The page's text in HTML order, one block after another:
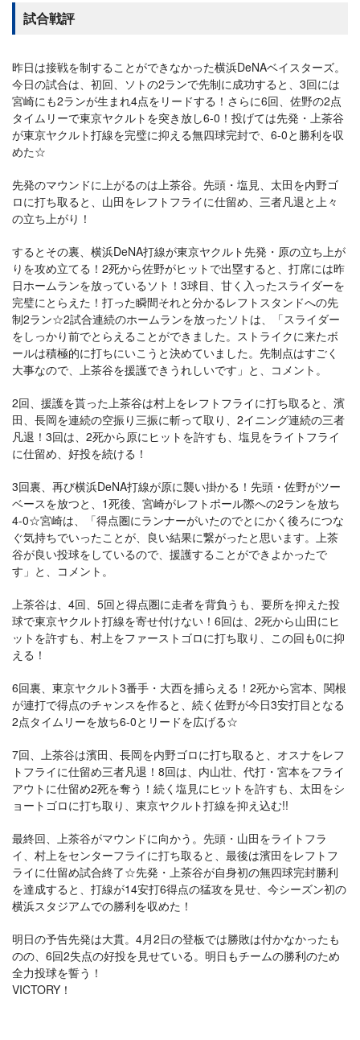
試合戦評
昨日は接戦を制することができなかった横浜DeNAベイスターズ。
今日の試合は、初回、ソトの2ランで先制に成功すると、3回には
宮崎にも2ランが生まれ4点をリードする！さらに6回、佐野の2点
タイムリーで東京ヤクルトを突き放し6-0！投げては先発・上茶谷
が東京ヤクルト打線を完璧に抑える無四球完封で、6-0と勝利を収
めた☆
先発のマウンドに上がるのは上茶谷。先頭・塩見、太田を内野ゴ
ロに打ち取ると、山田をレフトフライに仕留め、三者凡退と上々
の立ち上がり！
するとその裏、横浜DeNA打線が東京ヤクルト先発・原の立ち上が
りを攻め立てる！2死から佐野がヒットで出塁すると、打席には昨
日ホームランを放っているソト！3球目、甘く入ったスライダーを
完璧にとらえた！打った瞬間それと分かるレフトスタンドへの先
制2ラン☆2試合連続のホームランを放ったソトは、「スライダー
をしっかり前でとらえることができました。ストライクに来たボ
ールは積極的に打ちにいこうと決めていました。先制点はすごく
大事なので、上茶谷を援護できうれしいです」と、コメント。
2回、援護を貰った上茶谷は村上をレフトフライに打ち取ると、濱
田、長岡を連続の空振り三振に斬って取り、2イニング連続の三者
凡退！3回は、2死から原にヒットを許すも、塩見をライトフライ
に仕留め、好投を続ける！
3回裏、再び横浜DeNA打線が原に襲い掛かる！先頭・佐野がツー
ベースを放つと、1死後、宮崎がレフトポール際への2ランを放ち
4-0☆宮崎は、「得点圏にランナーがいたのでとにかく後ろにつな
ぐ気持ちでいったことが、良い結果に繋がったと思います。上茶
谷が良い投球をしているので、援護することができよかったで
す」と、コメント。
上茶谷は、4回、5回と得点圏に走者を背負うも、要所を抑えた投
球で東京ヤクルト打線を寄せ付けない！6回は、2死から山田にヒ
ットを許すも、村上をファーストゴロに打ち取り、この回も0に抑
える！
6回裏、東京ヤクルト3番手・大西を捕らえる！2死から宮本、関根
が連打で得点のチャンスを作ると、続く佐野が今日3安打目となる
2点タイムリーを放ち6-0とリードを広げる☆
7回、上茶谷は濱田、長岡を内野ゴロに打ち取ると、オスナをレフ
トフライに仕留め三者凡退！8回は、内山壮、代打・宮本をフライ
アウトに仕留め2死を奪う！続く塩見にヒットを許すも、太田をシ
ョートゴロに打ち取り、東京ヤクルト打線を抑え込む!!
最終回、上茶谷がマウンドに向かう。先頭・山田をライトフラ
イ、村上をセンターフライに打ち取ると、最後は濱田をレフトフ
ライに仕留め試合終了☆先発・上茶谷が自身初の無四球完封勝利
を達成すると、打線が14安打6得点の猛攻を見せ、今シーズン初の
横浜スタジアムでの勝利を収めた！
明日の予告先発は大貫。4月2日の登板では勝敗は付かなかったも
のの、6回2失点の好投を見せている。明日もチームの勝利のため
全力投球を誓う！
VICTORY！